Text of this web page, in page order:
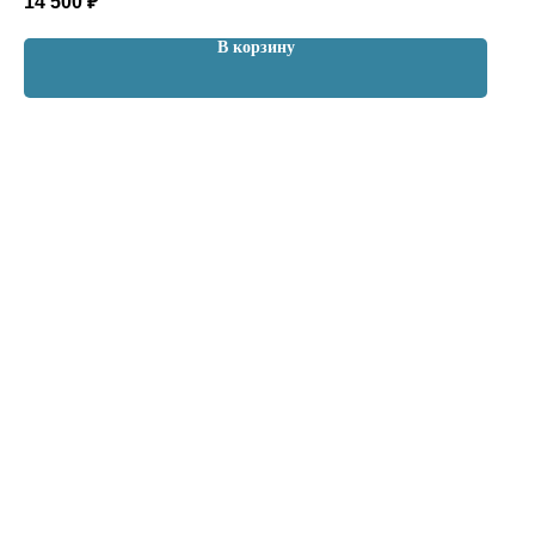
В корзину